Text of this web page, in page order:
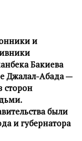
и
Бакиева
Джалал-Абада —
сторон
были
и губернатора